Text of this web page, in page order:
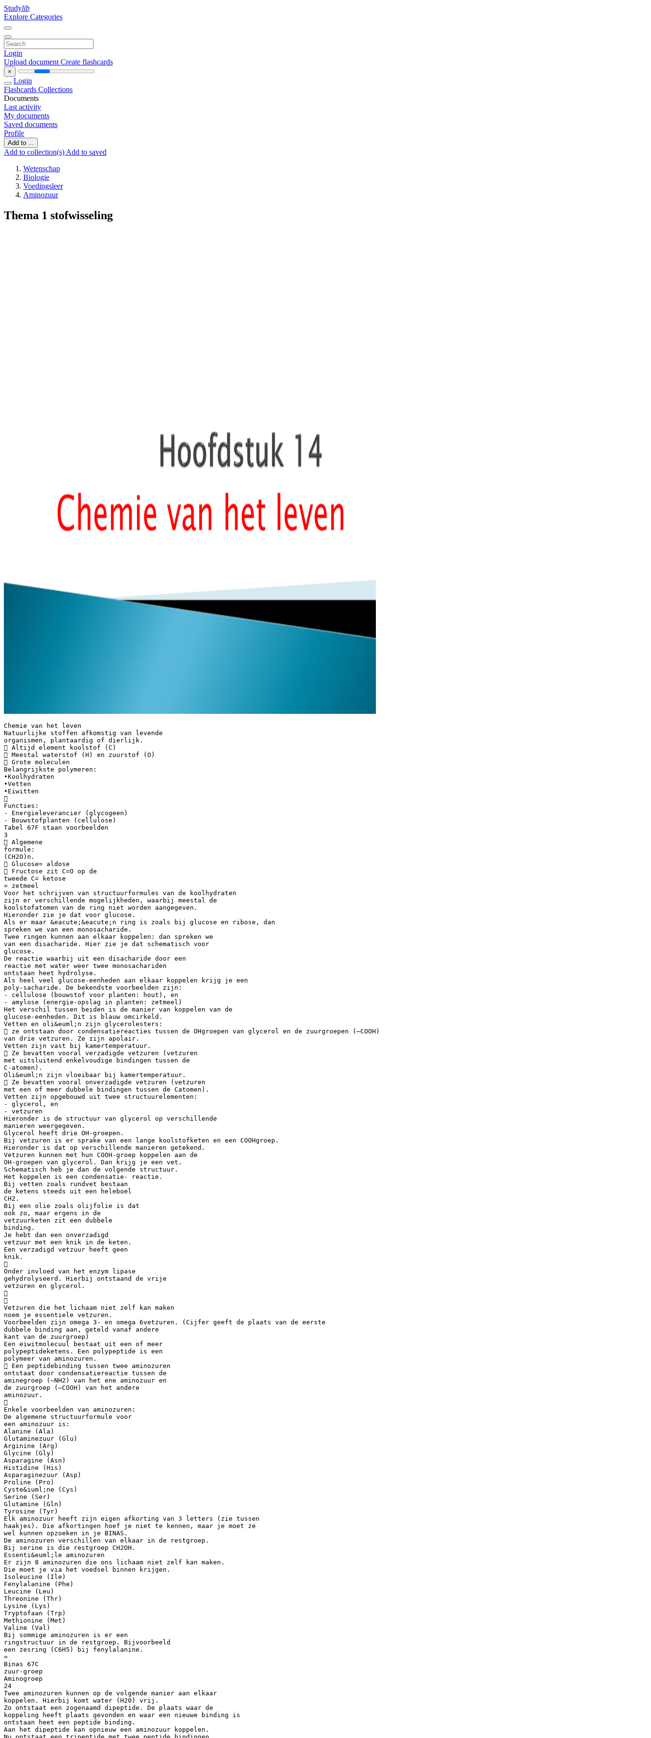
Studylib
Explore Categories
Login
Upload document Create flashcards
×
Login
Flashcards Collections
Documents
Last activity
My documents
Saved documents
Profile
Add to ...
Add to collection(s) Add to saved
Wetenschap
Biologie
Voedingsleer
Aminozuur
Thema 1 stofwisseling
Chemie van het leven
Natuurlijke stoffen afkomstig van levende
organismen, plantaardig of dierlijk.
 Altijd element koolstof (C)
 Meestal waterstof (H) en zuurstof (O)
 Grote moleculen
Belangrijkste polymeren:
•Koolhydraten
•Vetten
•Eiwitten

Functies:
- Energieleverancier (glycogeen)
- Bouwstofplanten (cellulose)
Tabel 67F staan voorbeelden
3
 Algemene
formule:
(CH2O)n.
 Glucose= aldose
 Fructose zit C=O op de
tweede C= ketose
= zetmeel
Voor het schrijven van structuurformules van de koolhydraten
zijn er verschillende mogelijkheden, waarbij meestal de
koolstofatomen van de ring niet worden aangegeven.
Hieronder zie je dat voor glucose.
Als er maar &eacute;&eacute;n ring is zoals bij glucose en ribose, dan
spreken we van een monosacharide.
Twee ringen kunnen aan elkaar koppelen: dan spreken we
van een disacharide. Hier zie je dat schematisch voor
glucose.
De reactie waarbij uit een disacharide door een
reactie met water weer twee monosachariden
ontstaan heet hydrolyse.
Als heel veel glucose-eenheden aan elkaar koppelen krijg je een
poly-sacharide. De bekendste voorbeelden zijn:
- cellulose (bouwstof voor planten: hout), en
- amylose (energie-opslag in planten: zetmeel)
Het verschil tussen beiden is de manier van koppelen van de
glucose-eenheden. Dit is blauw omcirkeld.
Vetten en oli&euml;n zijn glycerolesters:
 ze ontstaan door condensatiereacties tussen de OHgroepen van glycerol en de zuurgroepen (–COOH)
van drie vetzuren. Ze zijn apolair.
Vetten zijn vast bij kamertemperatuur.
 Ze bevatten vooral verzadigde vetzuren (vetzuren
met uitsluitend enkelvoudige bindingen tussen de
C-atomen).
Oli&euml;n zijn vloeibaar bij kamertemperatuur.
 Ze bevatten vooral onverzadigde vetzuren (vetzuren
met een of meer dubbele bindingen tussen de Catomen).
Vetten zijn opgebouwd uit twee structuurelementen:
- glycerol, en
- vetzuren
Hieronder is de structuur van glycerol op verschillende
manieren weergegeven.
Glycerol heeft drie OH-groepen.
Bij vetzuren is er sprake van een lange koolstofketen en een COOHgroep.
Hieronder is dat op verschillende manieren getekend.
Vetzuren kunnen met hun COOH-groep koppelen aan de
OH-groepen van glycerol. Dan krijg je een vet.
Schematisch heb je dan de volgende structuur.
Het koppelen is een condensatie- reactie.
Bij vetten zoals rundvet bestaan
de ketens steeds uit een heleboel
CH2.
Bij een olie zoals olijfolie is dat
ook zo, maar ergens in de
vetzuurketen zit een dubbele
binding.
Je hebt dan een onverzadigd
vetzuur met een knik in de keten.
Een verzadigd vetzuur heeft geen
knik.

Onder invloed van het enzym lipase
gehydrolyseerd. Hierbij ontstaand de vrije
vetzuren en glycerol.


Vetzuren die het lichaam niet zelf kan maken
noem je essentiele vetzuren.
Voorbeelden zijn omega 3- en omega 6vetzuren. (Cijfer geeft de plaats van de eerste
dubbele binding aan, geteld vanaf andere
kant van de zuurgroep)
Een eiwitmolecuul bestaat uit een of meer
polypeptideketens. Een polypeptide is een
polymeer van aminozuren.
 Een peptidebinding tussen twee aminozuren
ontstaat door condensatiereactie tussen de
aminegroep (–NH2) van het ene aminozuur en
de zuurgroep (–COOH) van het andere
aminozuur.

Enkele voorbeelden van aminozuren:
De algemene structuurformule voor
een aminozuur is:
Alanine (Ala)
Glutaminezuur (Glu)
Arginine (Arg)
Glycine (Gly)
Asparagine (Asn)
Histidine (His)
Asparaginezuur (Asp)
Proline (Pro)
Cyste&iuml;ne (Cys)
Serine (Ser)
Glutamine (Gln)
Tyrosine (Tyr)
Elk aminozuur heeft zijn eigen afkorting van 3 letters (zie tussen
haakjes). Die afkortingen hoef je niet te kennen, maar je moet ze
wel kunnen opzoeken in je BINAS.
De aminozuren verschillen van elkaar in de restgroep.
Bij serine is die restgroep CH2OH.
Essenti&euml;le aminozuren
Er zijn 8 aminozuren die ons lichaam niet zelf kan maken.
Die moet je via het voedsel binnen krijgen.
Isoleucine (Ile)
Fenylalanine (Phe)
Leucine (Leu)
Threonine (Thr)
Lysine (Lys)
Tryptofaan (Trp)
Methionine (Met)
Valine (Val)
Bij sommige aminozuren is er een
ringstructuur in de restgroep. Bijvoorbeeld
een zesring (C6H5) bij fenylalanine.
=
Binas 67C
zuur-groep
Aminogroep
24
Twee aminozuren kunnen op de volgende manier aan elkaar
koppelen. Hierbij komt water (H20) vrij.
Zo ontstaat een zogenaamd dipeptide. De plaats waar de
koppeling heeft plaats gevonden en waar een nieuwe binding is
ontstaan heet een peptide binding.
Aan het dipeptide kan opnieuw een aminozuur koppelen.